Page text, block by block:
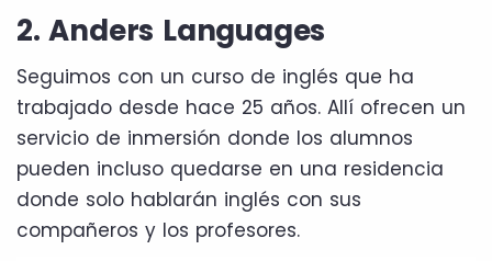
2. Anders Languages
Seguimos con un curso de inglés que ha
trabajado desde hace 25 años. Allí ofrecen un
servicio de inmersión donde los alumnos
pueden incluso quedarse en una residencia
donde solo hablarán inglés con sus
compañeros y los profesores.